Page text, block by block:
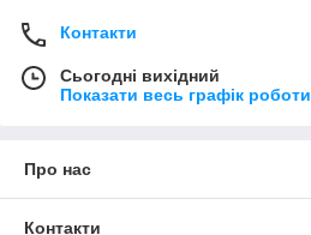
Контакти
Сьогодні вихідний
Показати весь графік роботи
Про нас
Контакти